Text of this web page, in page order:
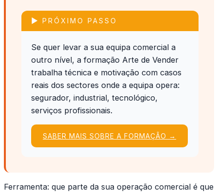
▶ PRÓXIMO PASSO
Se quer levar a sua equipa comercial a
outro nível, a formação Arte de Vender
trabalha técnica e motivação com casos
reais dos sectores onde a equipa opera:
segurador, industrial, tecnológico,
serviços profissionais.
SABER MAIS SOBRE A FORMAÇÃO →
Ferramenta: que parte da sua operação comercial é que